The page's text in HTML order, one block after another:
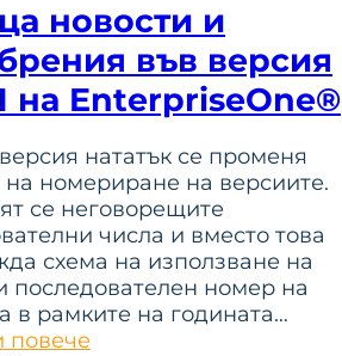
новости и
във версия
на EnterpriseOne®
нататък се променя
на номериране на версиите.
се неговорeщите
числа и вместо това
схема на използване на
последователен номер на
в рамките на годината…
повече